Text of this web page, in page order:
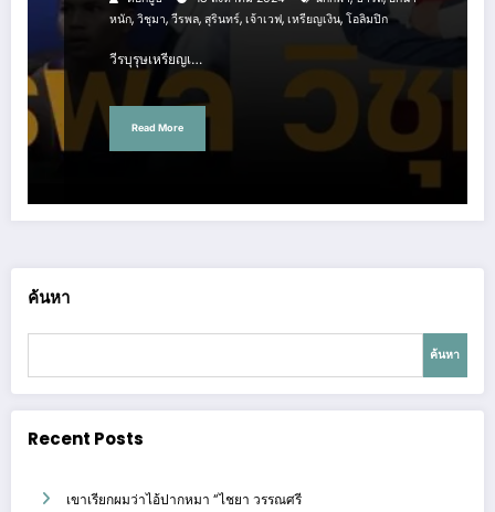
หนัก, วิชุมา, วีรพล, สุรินทร์, เจ้าเวฟ, เหรียญเงิน, โอลิมปิก
วีรบุรุษเหรียญเ…
Read More
ค้นหา
ค้นหา
Recent Posts
เขาเรียกผมว่าไอ้ปากหมา “ไชยา วรรณศรี